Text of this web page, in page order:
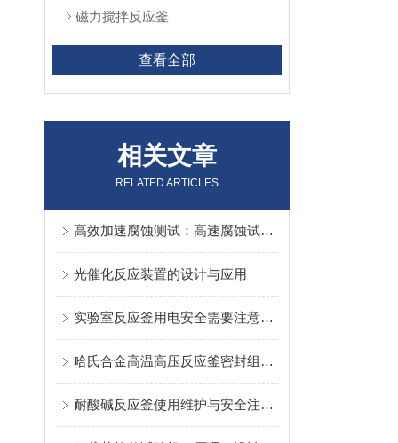
磁力搅拌反应釜
查看全部
相关文章
RELATED ARTICLES
高效加速腐蚀测试：高速腐蚀试验设备的重要性
光催化反应装置的设计与应用
实验室反应釜用电安全需要注意的问题
哈氏合金高温高压反应釜密封组件维护与漏液故障处理
耐酸碱反应釜使用维护与安全注意事项